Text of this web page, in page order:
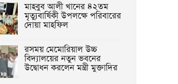
মাহবুব আলী খানের ৪২তম
মৃত্যুবার্ষিকী উপলক্ষে পরিবারের
দোয়া মাহফিল
রসময় মেমোরিয়াল উচ্চ
বিদ্যালয়ের নতুন ভবনের
উদ্বোধন করলেন মন্ত্রী মুক্তাদির